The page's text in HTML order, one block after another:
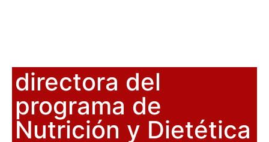
directora del
programa de
Nutrición y Dietética